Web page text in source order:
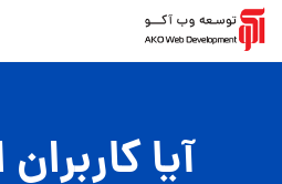
آیا